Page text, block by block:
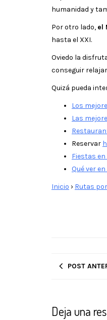
humanidad y
Por otro lado, el
hasta el XXI.
Oviedo la
conseguir
Quizá pueda
Los
Las
Reservar
Fiestas en
Qué ver
Inicio › Rutas
POST
Deja una